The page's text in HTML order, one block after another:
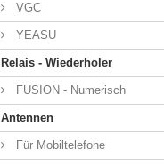
VGC
YEASU
Relais - Wiederholer
FUSION - Numerisch
Antennen
Für Mobiltelefone